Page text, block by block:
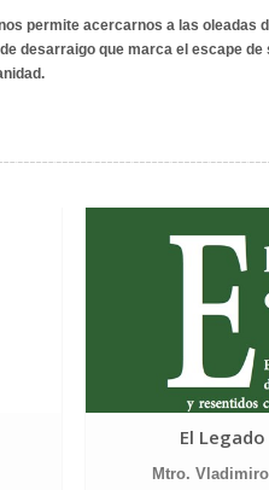
permite acercarnos a las oleadas
desarraigo que marca el escape de
El
Mtro.